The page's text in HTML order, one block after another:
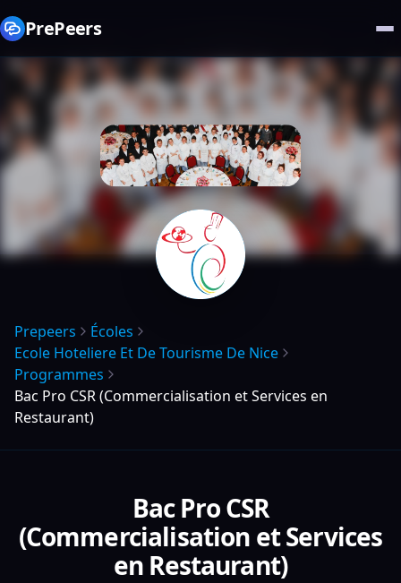
PrePeers
Prepeers
Écoles
Ecole Hoteliere Et De Tourisme De Nice
Programmes
Bac Pro CSR (Commercialisation et Services en
Restaurant)
Bac Pro CSR
(Commercialisation et Services
en Restaurant)